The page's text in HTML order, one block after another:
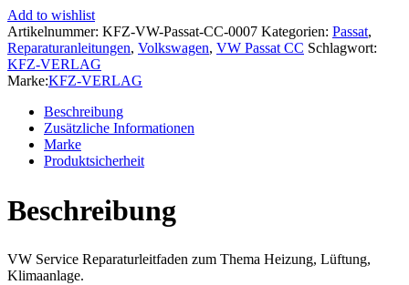
35
2008-
2016
Heizung
Belüftung
Klimaanlage
Reparaturanleitung
Menge
Add to wishlist
Artikelnummer: KFZ-VW-Passat-CC-0007 Kategorien: Passat,
Reparaturanleitungen, Volkswagen, VW Passat CC Schlagwort:
KFZ-VERLAG
Marke:KFZ-VERLAG
Beschreibung
Zusätzliche Informationen
Marke
Produktsicherheit
Beschreibung
VW Service Reparaturleitfaden zum Thema Heizung, Lüftung,
Klimaanlage.